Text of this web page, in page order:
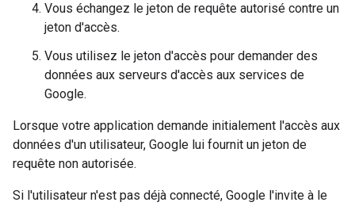
Vous échangez le jeton de requête autorisé contre un
jeton d'accès.
Vous utilisez le jeton d'accès pour demander des
données aux serveurs d'accès aux services de
Google.
Lorsque votre application demande initialement l'accès aux
données d'un utilisateur, Google lui fournit un jeton de
requête non autorisée.
Si l'utilisateur n'est pas déjà connecté, Google l'invite à le